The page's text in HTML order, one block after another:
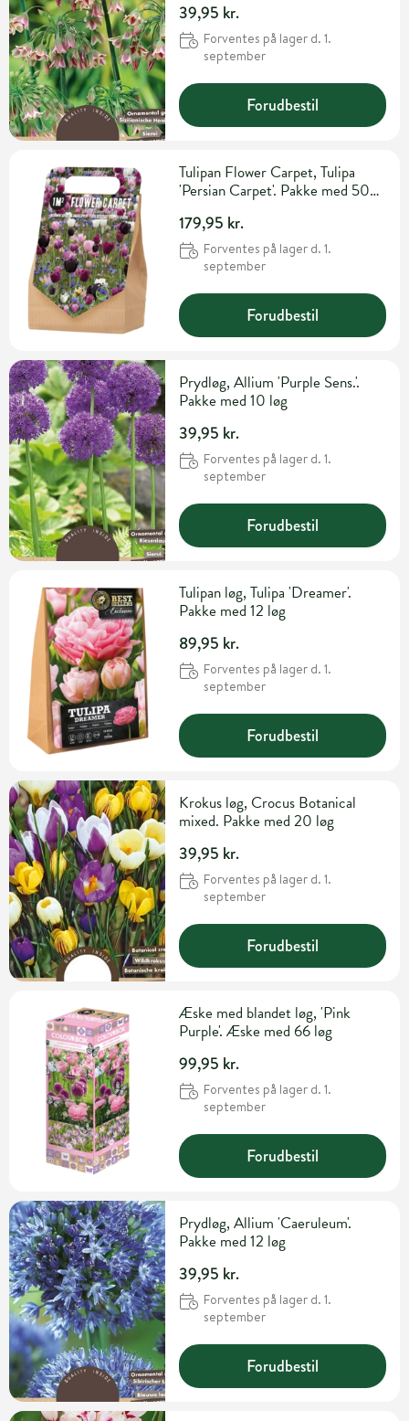
39,95 kr.
Forventes på lager d. 1.
september
Forudbestil
Tulipan Flower Carpet, Tulipa
'Persian Carpet'. Pakke med 50
179,95 kr.
Forventes på lager d. 1.
september
Forudbestil
Prydløg, Allium 'Purple Sens.'.
Pakke med 10 løg
39,95 kr.
Forventes på lager d. 1.
september
Forudbestil
Tulipan løg, Tulipa 'Dreamer'.
Pakke med 12 løg
89,95 kr.
Forventes på lager d. 1.
september
Forudbestil
Krokus løg, Crocus Botanical
mixed. Pakke med 20 løg
39,95 kr.
Forventes på lager d. 1.
september
Forudbestil
Æske med blandet løg, 'Pink
Purple'. Æske med 66 løg
99,95 kr.
Forventes på lager d. 1.
september
Forudbestil
Prydløg, Allium 'Caeruleum'.
Pakke med 12 løg
39,95 kr.
Forventes på lager d. 1.
september
Forudbestil